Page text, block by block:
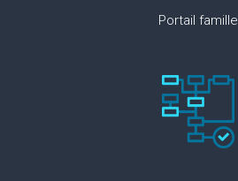
Portail famille